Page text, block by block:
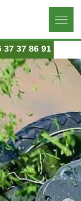
37 37 86 91